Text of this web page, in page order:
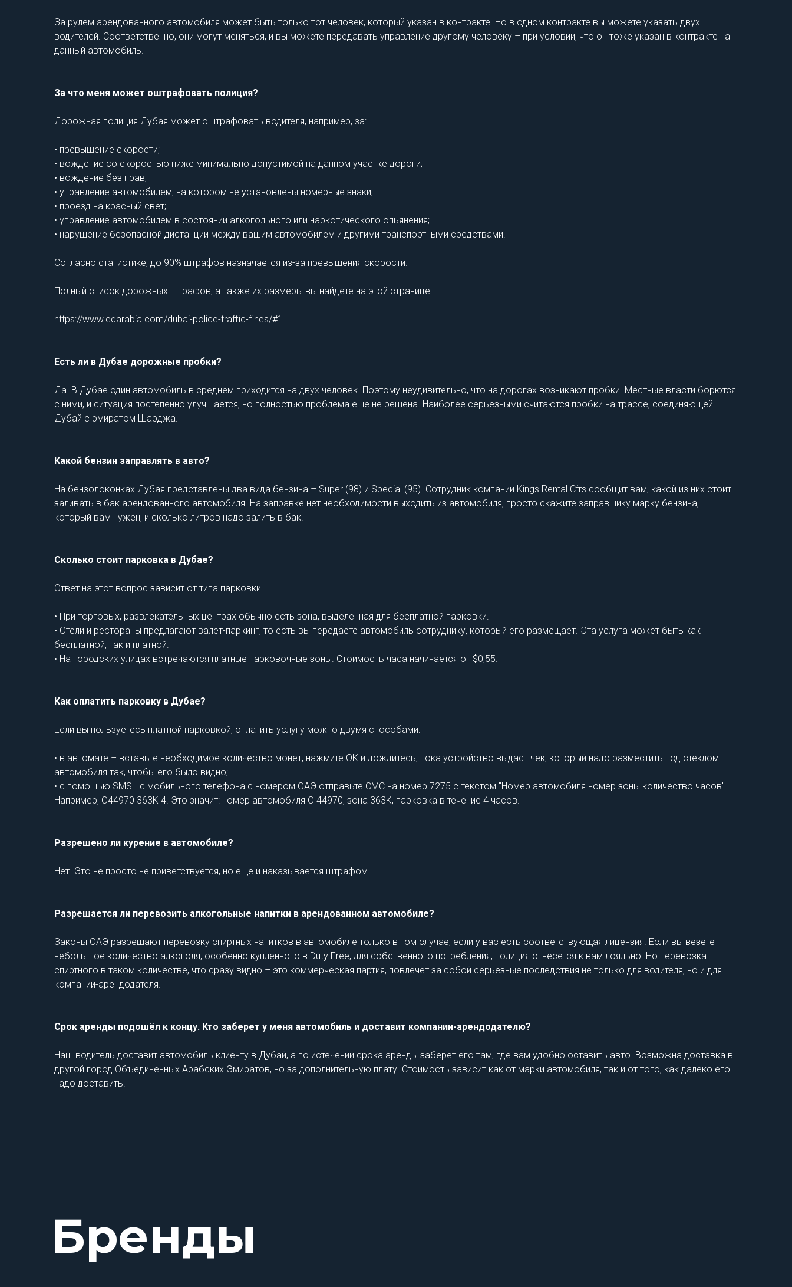
За рулем арендованного автомобиля может быть только тот человек, который указан в контракте. Но в одном контракте вы можете указать двух
водителей. Соответственно, они могут меняться, и вы можете передавать управление другому человеку – при условии, что он тоже указан в контракте на
данный автомобиль.
За что меня может оштрафовать полиция?
Дорожная полиция Дубая может оштрафовать водителя, например, за:
• превышение скорости;
• вождение со скоростью ниже минимально допустимой на данном участке дороги;
• вождение без прав;
• управление автомобилем, на котором не установлены номерные знаки;
• проезд на красный свет;
• управление автомобилем в состоянии алкогольного или наркотического опьянения;
• нарушение безопасной дистанции между вашим автомобилем и другими транспортными средствами.
Согласно статистике, до 90% штрафов назначается из-за превышения скорости.
Полный список дорожных штрафов, а также их размеры вы найдете на этой странице
https://www.edarabia.com/dubai-police-traffic-fines/#1
Есть ли в Дубае дорожные пробки?
Да. В Дубае один автомобиль в среднем приходится на двух человек. Поэтому неудивительно, что на дорогах возникают пробки. Местные власти борются
с ними, и ситуация постепенно улучшается, но полностью проблема еще не решена. Наиболее серьезными считаются пробки на трассе, соединяющей
Дубай с эмиратом Шарджа.
Какой бензин заправлять в авто?
На бензолоконках Дубая представлены два вида бензина – Super (98) и Special (95). Сотрудник компании Kings Rental Cfrs сообщит вам, какой из них стоит
заливать в бак арендованного автомобиля. На заправке нет необходимости выходить из автомобиля, просто скажите заправщику марку бензина,
который вам нужен, и сколько литров надо залить в бак.
Сколько стоит парковка в Дубае?
Ответ на этот вопрос зависит от типа парковки.
• При торговых, развлекательных центрах обычно есть зона, выделенная для бесплатной парковки.
• Отели и рестораны предлагают валет-паркинг, то есть вы передаете автомобиль сотруднику, который его размещает. Эта услуга может быть как
бесплатной, так и платной.
• На городских улицах встречаются платные парковочные зоны. Стоимость часа начинается от $0,55.
Как оплатить парковку в Дубае?
Если вы пользуетесь платной парковкой, оплатить услугу можно двумя способами:
• в автомате – вставьте необходимое количество монет, нажмите ОК и дождитесь, пока устройство выдаст чек, который надо разместить под стеклом
автомобиля так, чтобы его было видно;
• с помощью SMS - с мобильного телефона с номером ОАЭ отправьте СМС на номер 7275 с текстом "Номер автомобиля номер зоны количество часов".
Например, O44970 363K 4. Это значит: номер автомобиля O 44970, зона 363K, парковка в течение 4 часов.
Разрешено ли курение в автомобиле?
Нет. Это не просто не приветствуется, но еще и наказывается штрафом.
Разрешается ли перевозить алкогольные напитки в арендованном автомобиле?
Законы ОАЭ разрешают перевозку спиртных напитков в автомобиле только в том случае, если у вас есть соответствующая лицензия. Если вы везете
небольшое количество алкоголя, особенно купленного в Duty Free, для собственного потребления, полиция отнесется к вам лояльно. Но перевозка
спиртного в таком количестве, что сразу видно – это коммерческая партия, повлечет за собой серьезные последствия не только для водителя, но и для
компании-арендодателя.
Срок аренды подошёл к концу. Кто заберет у меня автомобиль и доставит компании-арендодателю?
Наш водитель доставит автомобиль клиенту в Дубай, а по истечении срока аренды заберет его там, где вам удобно оставить авто. Возможна доставка в
другой город Объединенных Арабских Эмиратов, но за дополнительную плату. Стоимость зависит как от марки автомобиля, так и от того, как далеко его
надо доставить.
Бренды